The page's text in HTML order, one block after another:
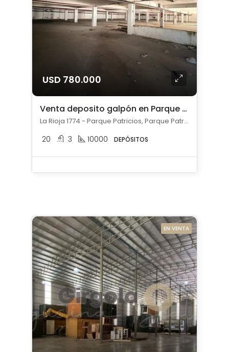
USD 780.000
Venta deposito galpón en Parque Patricios
La Rioja 1774 - Parque Patricios, Parque Patricios, Capital Federal
20 3 10000 DEPÓSITOS
EN VENTA